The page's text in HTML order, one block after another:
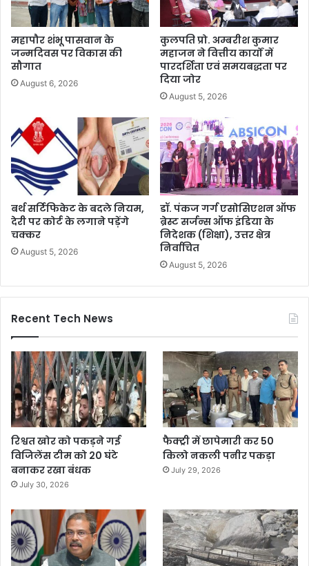
महापौर शंभू पासवान के
जन्मदिवस पर विकास की
सौगात
August 6, 2026
कुलपति प्रो. अम्बरीश कुमार
महाजन ने वित्तीय कार्यों में
पारदर्शिता एवं समयबद्धता पर
दिया जोर
August 5, 2026
बर्थ सर्टिफिकेट के बदले नियम,
देरी पर कोर्ट के लगाने पड़ेंगे
चक्कर
August 5, 2026
डॉ. पंकज गर्ग एसोसिएशन ऑफ
ब्रेस्ट सर्जन्स ऑफ इंडिया के
निदेशक (शिक्षा), उत्तर क्षेत्र
निर्वाचित
August 5, 2026
Recent Tech News
रिश्वत खोर को पकड़ने गई
विजिलेंस टीम को 20 घंटे
बनाकर रखा बंधक
July 30, 2026
फैक्ट्री में छापेमारी कर 50
किलो नकली पनीर पकड़ा
July 29, 2026